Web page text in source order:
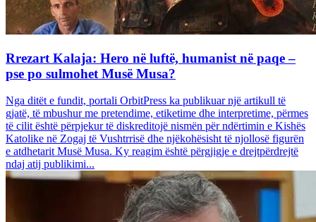
Rrezart Kalaja: Hero në luftë, humanist në paqe –
pse po sulmohet Musë Musa?
Nga ditët e fundit, portali OrbitPress ka publikuar një artikull të
gjatë, të mbushur me pretendime, etiketime dhe interpretime, përmes
të cilit është përpjekur të diskreditojë nismën për ndërtimin e Kishës
Katolike në Zogaj të Vushtrrisë dhe njëkohësisht të njollosë figurën
e atdhetarit Musë Musa. Ky reagim është përgjigje e drejtpërdrejtë
ndaj atij publikimi...